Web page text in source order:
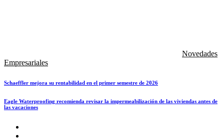
Novedades
Empresariales
Schaeffler mejora su rentabilidad en el primer semestre de 2026
Eagle Waterproofing recomienda revisar la impermeabilización de las viviendas antes de
las vacaciones